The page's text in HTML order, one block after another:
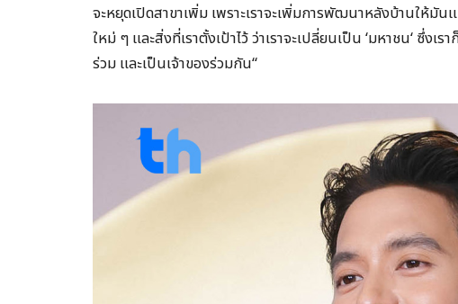
จะหยุดเปิดสาขาเพิ่ม เพราะเราจะเพิ่มการพัฒนาหลังบ้านให้มั
ใหม่ ๆ และสิ่งที่เราตั้งเป้าไว้ ว่าเราจะเปลี่ยนเป็น ‘มหาชน‘ ซึ่ง
ร่วม และเป็นเจ้าของร่วมกัน“